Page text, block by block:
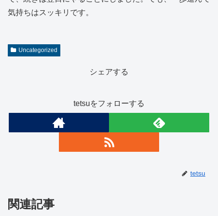
気持ちはスッキリです。
Uncategorized
シェアする
tetsuをフォローする
tetsu
関連記事